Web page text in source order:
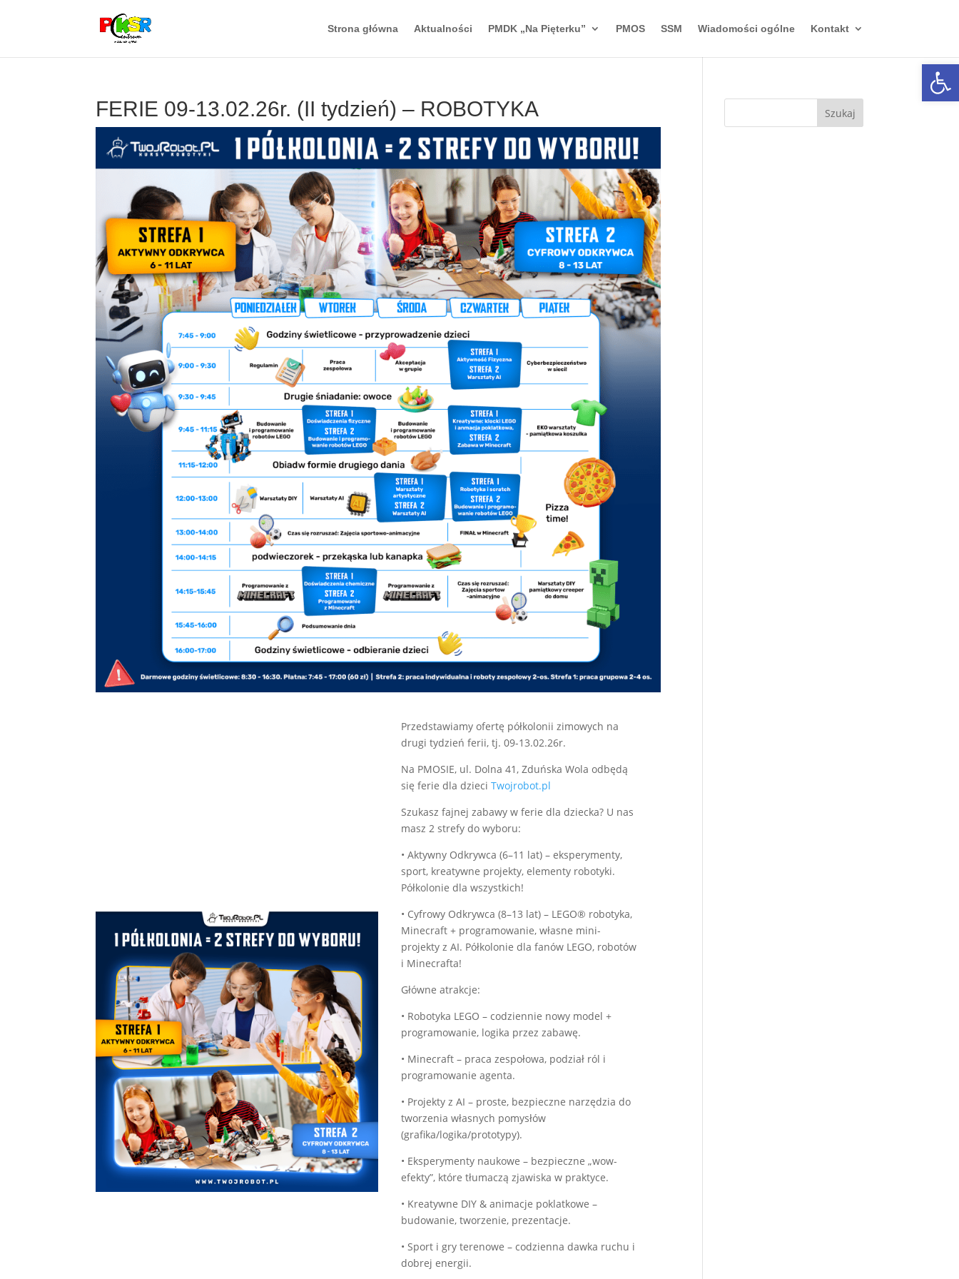
Strona główna Aktualności PMDK „Na Pięterku” PMOS SSM Wiadomości ogólne Kontakt
FERIE 09-13.02.26r. (II tydzień) – ROBOTYKA
Przedstawiamy ofertę półkolonii zimowych na
drugi tydzień ferii, tj. 09-13.02.26r.
Na PMOSIE, ul. Dolna 41, Zduńska Wola odbędą
się ferie dla dzieci Twojrobot.pl
Szukasz fajnej zabawy w ferie dla dziecka? U nas
masz 2 strefy do wyboru:
• Aktywny Odkrywca (6–11 lat) – eksperymenty,
sport, kreatywne projekty, elementy robotyki.
Półkolonie dla wszystkich!
• Cyfrowy Odkrywca (8–13 lat) – LEGO® robotyka,
Minecraft + programowanie, własne mini-
projekty z AI. Półkolonie dla fanów LEGO, robotów
i Minecrafta!
Główne atrakcje:
• Robotyka LEGO – codziennie nowy model +
programowanie, logika przez zabawę.
• Minecraft – praca zespołowa, podział ról i
programowanie agenta.
• Projekty z AI – proste, bezpieczne narzędzia do
tworzenia własnych pomysłów
(grafika/logika/prototypy).
• Eksperymenty naukowe – bezpieczne „wow-
efekty”, które tłumaczą zjawiska w praktyce.
• Kreatywne DIY & animacje poklatkowe –
budowanie, tworzenie, prezentacje.
• Sport i gry terenowe – codzienna dawka ruchu i
dobrej energii.
Szukaj: